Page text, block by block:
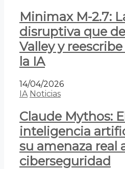
Minimax M-2.7:
disruptiva que
Valley y
la IA
14/04/2026
IA Noticias
Claude Mythos:
inteligencia
su amenaza real
ciberseguridad